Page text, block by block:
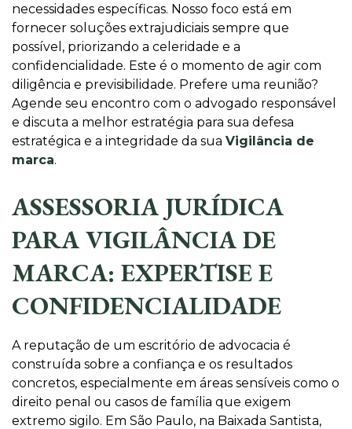
necessidades específicas. Nosso foco está em
fornecer soluções extrajudiciais sempre que
possível, priorizando a celeridade e a
confidencialidade. Este é o momento de agir com
diligência e previsibilidade. Prefere uma reunião?
Agende seu encontro com o advogado responsável
e discuta a melhor estratégia para sua defesa
estratégica e a integridade da sua Vigilância de
marca.
ASSESSORIA JURÍDICA
PARA VIGILÂNCIA DE
MARCA: EXPERTISE E
CONFIDENCIALIDADE
A reputação de um escritório de advocacia é
construída sobre a confiança e os resultados
concretos, especialmente em áreas sensíveis como o
direito penal ou casos de família que exigem
extremo sigilo. Em São Paulo, na Baixada Santista,